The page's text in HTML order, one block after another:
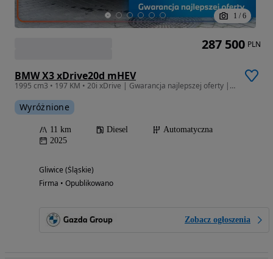
1 / 6
BMW X3 xDrive20d mHEV
1995 cm3 • 197 KM • 20i xDrive | Gwarancja najlepszej oferty | Gazda Group
Wyróżnione
11 km Diesel
Automatyczna
2025
Gliwice (Śląskie)
Firma • Opublikowano
Zobacz ogłoszenia
287 500 PLN